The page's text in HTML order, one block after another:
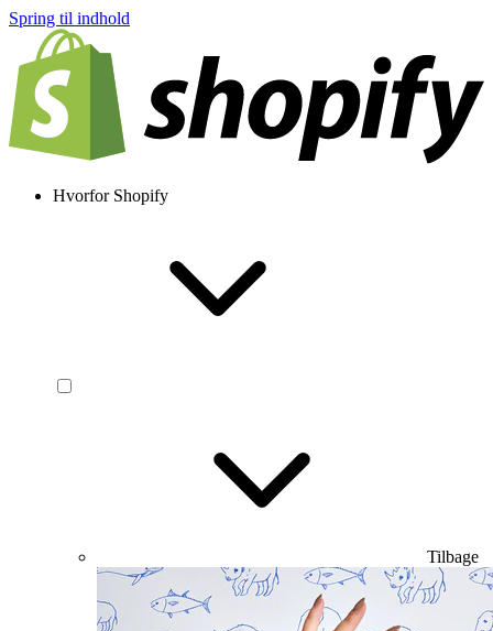
Spring til indhold
Hvorfor Shopify
Tilbage